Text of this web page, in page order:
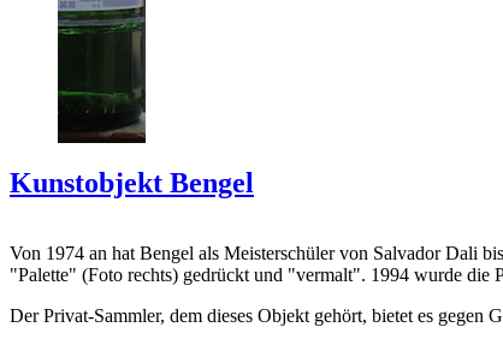
Kunstobjekt Bengel
Von 1974 an hat Bengel als Meisterschüler von Salvador Dali
"Palette" (Foto rechts) gedrückt und "vermalt". 1994 wurde die
Der Privat-Sammler, dem dieses Objekt gehört, bietet es gegen